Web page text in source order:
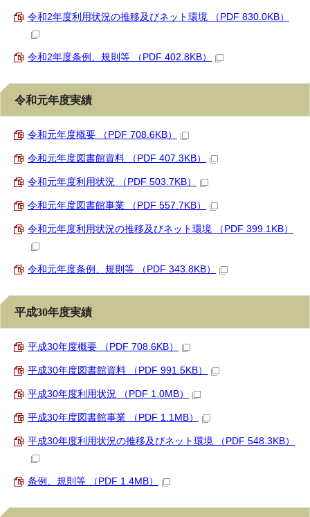
令和2年度利用状況の推移及びネット環境 （PDF 830.0KB）
令和2年度条例、規則等 （PDF 402.8KB）
令和元年度実績
令和元年度概要 （PDF 708.6KB）
令和元年度図書館資料 （PDF 407.3KB）
令和元年度利用状況 （PDF 503.7KB）
令和元年度図書館事業 （PDF 557.7KB）
令和元年度利用状況の推移及びネット環境 （PDF 399.1KB）
令和元年度条例、規則等 （PDF 343.8KB）
平成30年度実績
平成30年度概要 （PDF 708.6KB）
平成30年度図書館資料 （PDF 991.5KB）
平成30年度利用状況 （PDF 1.0MB）
平成30年度図書館事業 （PDF 1.1MB）
平成30年度利用状況の推移及びネット環境 （PDF 548.3KB）
条例、規則等 （PDF 1.4MB）